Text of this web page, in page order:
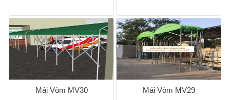
Mái Vòm MV30 Mái Vòm MV29